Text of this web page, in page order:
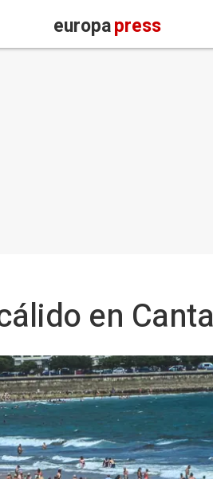
europapress
en